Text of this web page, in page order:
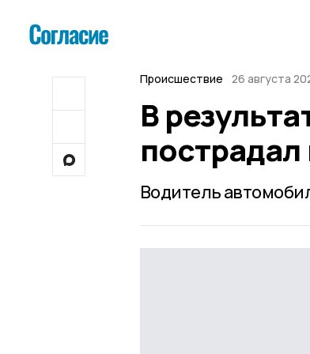
Происшествие 26 августа
В
Водитель